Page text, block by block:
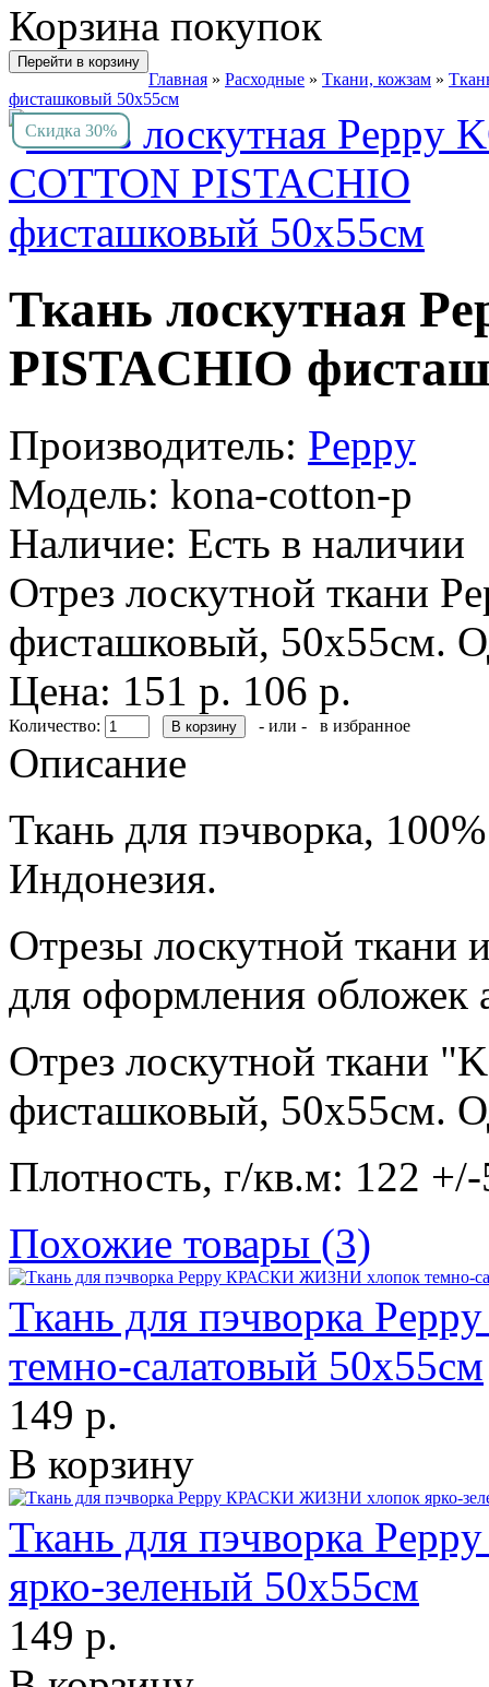
Корзина покупок
Перейти в корзину
Главная » Расходные » Ткани, кожзам »
фисташковый 50х55см
Скидка 30%
Ткань лоскутная
PISTACHIO
Производитель: Peppy
Модель: kona-cotton-p
Наличие: Есть в наличии
Отрез лоскутной ткани
фисташковый, 50х55см.
Цена: 151 р. 106 р.
Количество: - или - в избранное
Описание
Ткань для пэчворка,
Индонезия.
Отрезы лоскутной ткани
для оформления обложек
Отрез лоскутной ткани
фисташковый, 50х55см.
Плотность, г/кв.м: 122
Похожие товары (3)
Ткань для пэчворка
темно-салатовый 50х55см
149 р.
В корзину
Ткань для пэчворка
ярко-зеленый 50х55см
149 р.